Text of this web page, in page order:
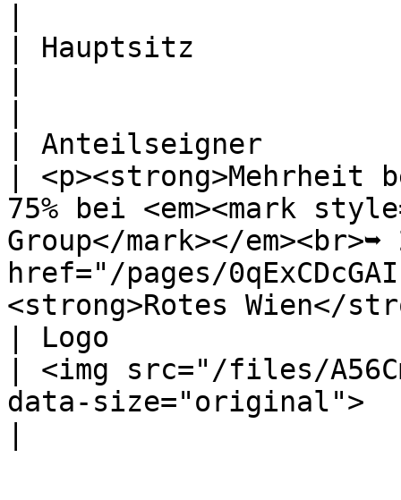
| Hauptsitz
| Anteilseigner
| <p><strong>Mehrheit
75% bei <em><mark
Group</mark></em><br>➥
href="/pages/
<strong>Rotes Wien</
| Logo
| <img src="/files/
data-size="original">